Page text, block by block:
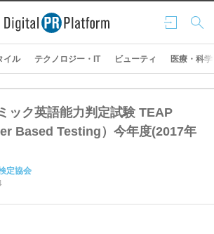
ログ
イン
検索
イル テクノロジー・IT ビューティ 医療・科学
ック英語能力判定試験 TEAP
Based Testing）今年度(2017年
定協会